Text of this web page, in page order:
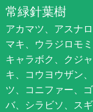
常緑針葉樹
アカマツ、アスナ
マキ、ウラジロモ
キャラボク、クジ
キ、コウヨウザン
ツ、コニファー、
バ、シラビソ、ス